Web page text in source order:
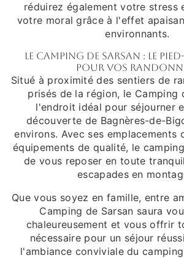
réduirez également votre stress
votre moral grâce à l'effet
environnants.
Le Camping de Sarsan : le
pour vos
Situé à proximité des sentiers de
prisés de la région, le Camping
l'endroit idéal pour séjourner
découverte de Bagnères-de-
environs. Avec ses emplacements
équipements de qualité, le
de vous reposer en toute
escapades en
Que vous soyez en famille, entre
Camping de Sarsan saura
chaleureusement et vous offrir
nécessaire pour un séjour
l'ambiance conviviale du